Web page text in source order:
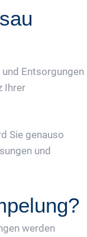
Entsorgungen
Ihrer
Sie genauso
und
werden